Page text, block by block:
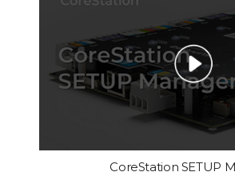
CoreStation SETUP